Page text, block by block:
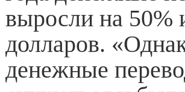
выросли на 50%
долларов.
денежные